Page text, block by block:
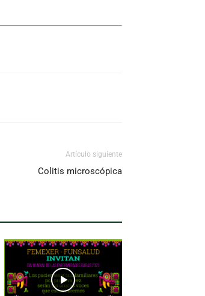
Artículo siguiente
Colitis microscópica